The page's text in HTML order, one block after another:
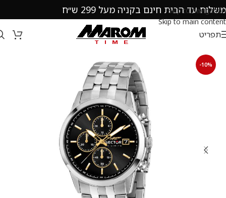
Skip to navigation
Skip to main content
משלוח עד הבית חינם בקניה מעל 299 ש״ח
תפריט
-10%